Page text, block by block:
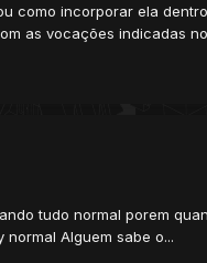
como incorporar ela
as vocações indicadas
tudo normal porem
Alguem sabe o...